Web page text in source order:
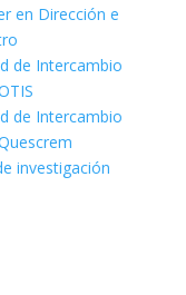
en Dirección e
de Intercambio
de Intercambio
investigación